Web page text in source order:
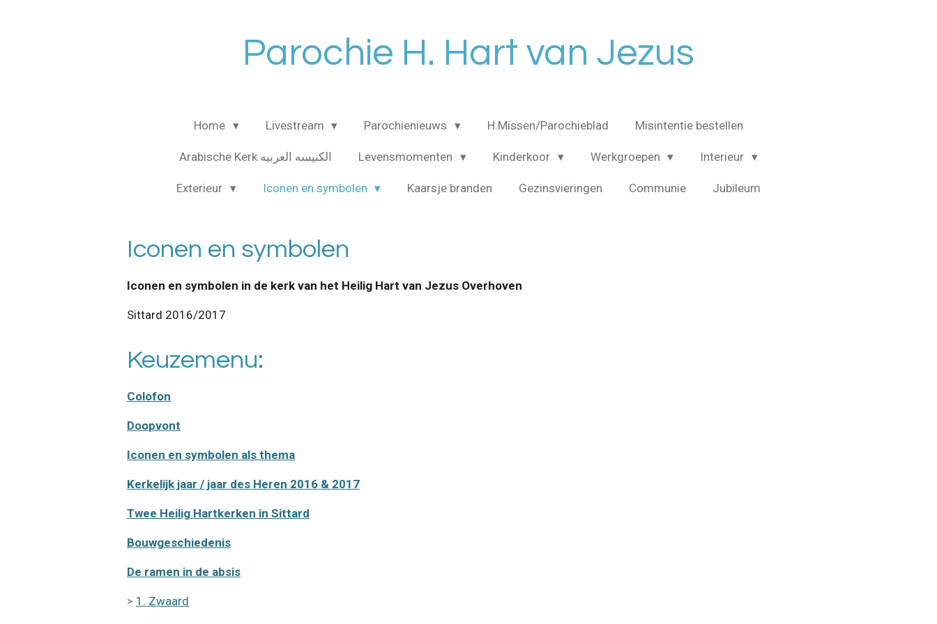
Parochie H. Hart van Jezus
Home Livestream Parochienieuws H.Missen/Parochieblad Misintentie bestellen
Arabische Kerk الكنيسه العربيه Levensmomenten Kinderkoor Werkgroepen Interieur
Exterieur Iconen en symbolen Kaarsje branden Gezinsvieringen Communie Jubileum
Iconen en symbolen
Iconen en symbolen in de kerk van het Heilig Hart van Jezus Overhoven
Sittard 2016/2017
Keuzemenu:
Colofon
Doopvont
Iconen en symbolen als thema
Kerkelijk jaar / jaar des Heren 2016 & 2017
Twee Heilig Hartkerken in Sittard
Bouwgeschiedenis
De ramen in de absis
> 1. Zwaard